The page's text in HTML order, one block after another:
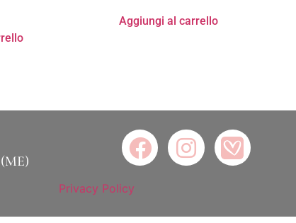
Aggiungi al carrello
Privacy Policy